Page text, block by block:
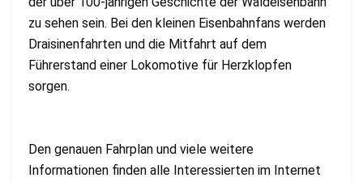
zu sehen sein. Bei den kleinen Eisenbahnfans werden
Draisinenfahrten und die Mitfahrt auf dem
Führerstand einer Lokomotive für Herzklopfen
sorgen.
Den genauen Fahrplan und viele weitere
Informationen finden alle Interessierten im Internet